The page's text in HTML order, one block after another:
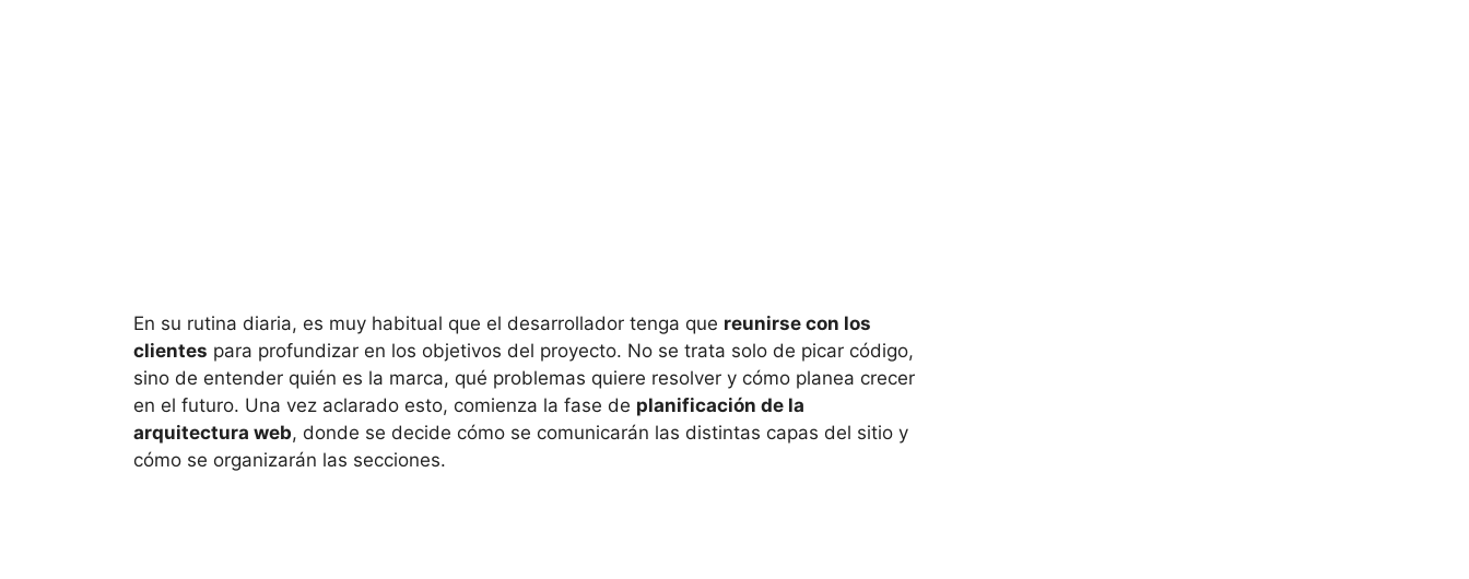
En su rutina diaria, es muy habitual que el desarrollador tenga que reunirse con los
clientes para profundizar en los objetivos del proyecto. No se trata solo de picar código,
sino de entender quién es la marca, qué problemas quiere resolver y cómo planea crecer
en el futuro. Una vez aclarado esto, comienza la fase de planificación de la
arquitectura web, donde se decide cómo se comunicarán las distintas capas del sitio y
cómo se organizarán las secciones.